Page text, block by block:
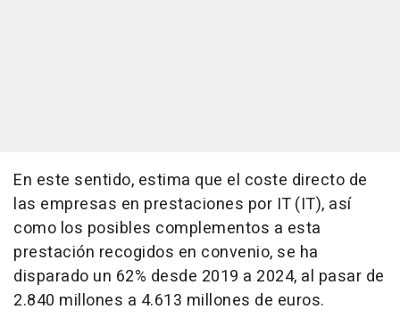
En este sentido, estima que el coste directo de
las empresas en prestaciones por IT (IT), así
como los posibles complementos a esta
prestación recogidos en convenio, se ha
disparado un 62% desde 2019 a 2024, al pasar de
2.840 millones a 4.613 millones de euros.